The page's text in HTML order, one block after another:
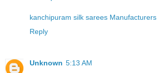
kanchipuram silk sarees Manufacturers
Reply
Unknown 5:13 AM